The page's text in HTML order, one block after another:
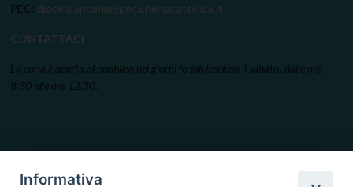
PEC: diocesi.ancona@pec.chiesacattolica.it
CONTATTACI
La curia è aperta al pubblico nei giorni feriali (escluso il sabato) dalle ore
8.30 alle ore 12.30.
Informativa